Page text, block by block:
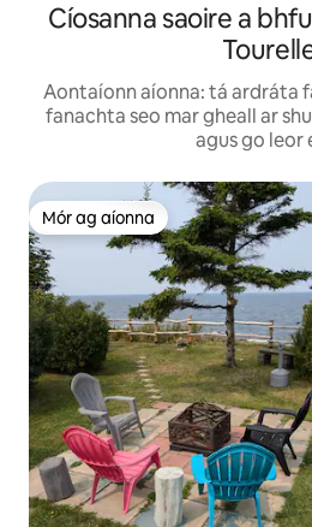
Cíosanna saoire a
Aontaíonn aíonna: tá ardráta
fanachta seo mar gheall ar
agus go leor
Mór ag aíonna
Mór ag aíonna